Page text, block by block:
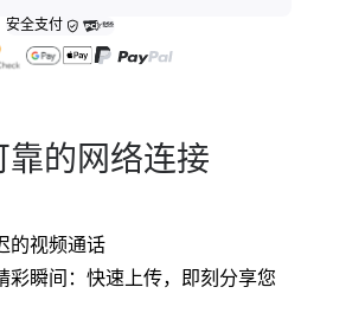
安全支付
靠的网络连接
的视频通话
彩瞬间：快速上传，即刻分享您